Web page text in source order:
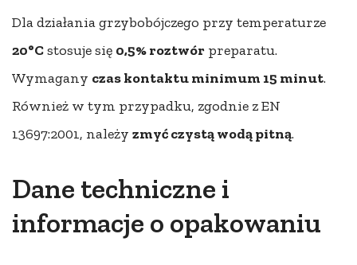
Dla działania grzybobójczego przy temperaturze
20°Cstosuje się 0,5% roztwór preparatu.
Wymagany czas kontaktu minimum 15 minut.
Również w tym przypadku, zgodnie z EN
13697:2001, należy zmyć czystą wodą pitną.
Dane techniczne i
informacje o opakowaniu